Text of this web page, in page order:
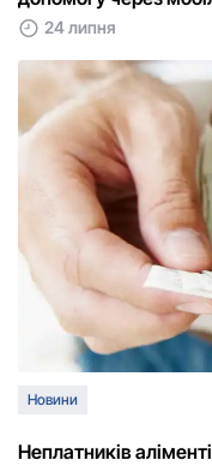
24 липня
Новини
Неплатників